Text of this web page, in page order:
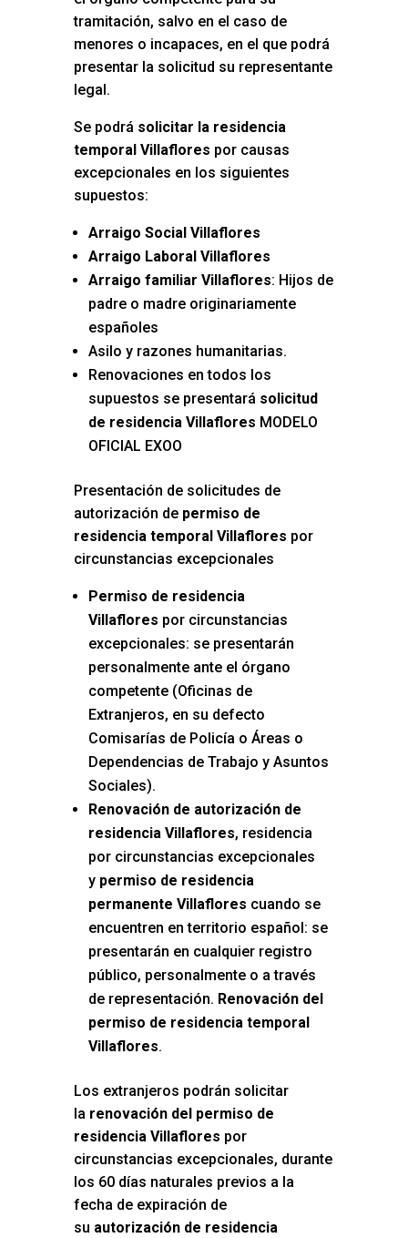
tramitación, salvo en el caso de
menores o incapaces, en el que podrá
presentar la solicitud su representante
legal.
Se podrá solicitar la residencia
temporal Villaflores por causas
excepcionales en los siguientes
supuestos:
Arraigo Social Villaflores
Arraigo Laboral Villaflores
Arraigo familiar Villaflores: Hijos de
padre o madre originariamente
españoles
Asilo y razones humanitarias.
Renovaciones en todos los
supuestos se presentará solicitud
de residencia Villaflores MODELO
OFICIAL EXOO
Presentación de solicitudes de
autorización depermiso de
residencia temporal Villaflores por
circunstancias excepcionales
Permiso de residencia
Villaflores por circunstancias
excepcionales: se presentarán
personalmente ante el órgano
competente (Oficinas de
Extranjeros, en su defecto
Comisarías de Policía o Áreas o
Dependencias de Trabajo y Asuntos
Sociales).
Renovación de autorización de
residencia Villaflores, residencia
por circunstancias excepcionales
y permiso de residencia
permanente Villaflores cuando se
encuentren en territorio español: se
presentarán en cualquier registro
público, personalmente o a través
de representación. Renovación del
permiso de residencia temporal
Villaflores.
Los extranjeros podrán solicitar
la renovación del permiso de
residencia Villaflores por
circunstancias excepcionales, durante
los 60 días naturales previos a la
fecha de expiración de
su autorización de residencia